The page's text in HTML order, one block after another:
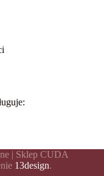
| Sklep CUDA
13design.